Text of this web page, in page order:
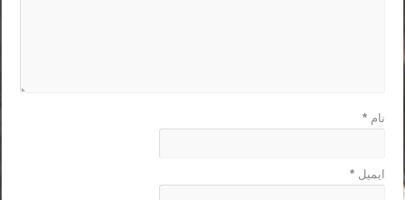
نام*
ایمیل*